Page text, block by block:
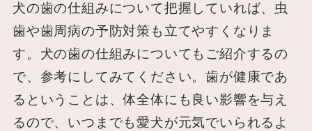
犬の歯の仕組みについて把握していれば、虫
歯や歯周病の予防対策も立てやすくなりま
す。犬の歯の仕組みについてもご紹介するの
で、参考にしてみてください。歯が健康であ
るということは、体全体にも良い影響を与え
るので、いつまでも愛犬が元気でいられるよ